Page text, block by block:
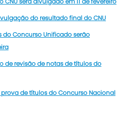
do resultado final do CNU
do Concurso Unificado serão
de revisão de notas de títulos do
de títulos do Concurso Nacional